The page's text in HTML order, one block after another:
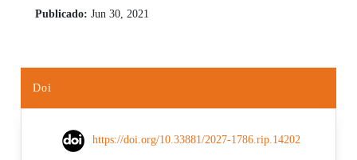
Publicado: Jun 30, 2021
Doi
https://doi.org/10.33881/2027-1786.rip.14202